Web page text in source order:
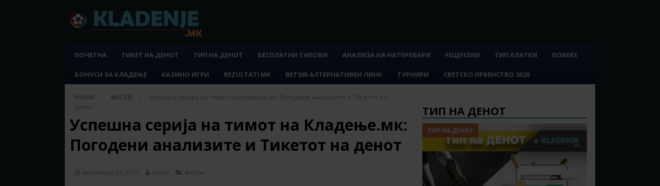
ПОЧЕТНА ТИКЕТ НА ДЕНОТ ТИП НА ДЕНОТ БЕСПЛАТНИ ТИПОВИ АНАЛИЗА НА НАТПРЕВАРИ РЕЦЕНЗИИ ТИП АЛАТКИ ПОВЕЌЕ
БОНУСИ ЗА КЛАДЕЊЕ КАЗИНО ИГРИ REZULTATI MK BET365 АЛТЕРНАТИВЕН ЛИНК ТУРНИРИ СВЕТСКО ПРВЕНСТВО 2026
HOME ВЕСТИ
Успешна серија на тимот на Кладење.мк: Погодени анализите и Тикетот на
денот
Успешна серија на тимот на Кладење.мк:
Погодени анализите и Тикетот на денот
декември 24, 2017 Jovica Вести
ТИП НА ДЕНОТ
ТИП НА ДЕНОТ